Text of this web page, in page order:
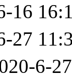
16
27
6-